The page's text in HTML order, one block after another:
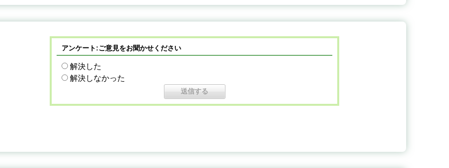
アンケート:ご意見をお聞かせください
解決した
解決しなかった